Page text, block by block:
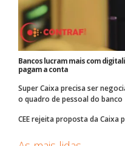
Bancos lucram mais com
pagam a conta
Super Caixa precisa ser
o quadro de pessoal do banco
CEE rejeita proposta da